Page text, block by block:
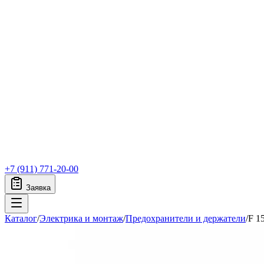
+7 (911) 771-20-00
Заявка
Каталог/Электрика и монтаж/Предохранители и держатели/F